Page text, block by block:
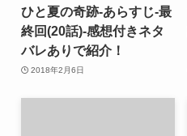
ひと夏の奇跡-あらすじ-最
終回(20話)-感想付きネタ
バレありで紹介！
2018年2月6日